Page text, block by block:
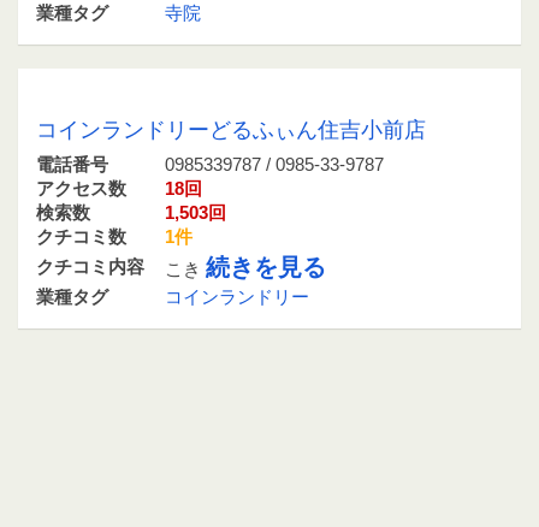
業種タグ 寺院
コインランドリーどるふぃん住吉小前店
電話番号
0985339787 / 0985-33-9787
アクセス数
18回
検索数
1,503回
クチコミ数
1件
クチコミ内容
こき 続きを見る
業種タグ コインランドリー